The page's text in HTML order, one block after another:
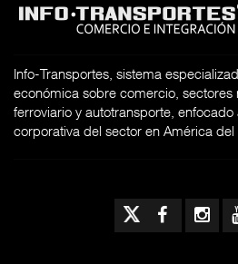
Info-Transportes, sistema
económica sobre comercio, sectores
ferroviario y autotransporte,
corporativa del sector en América del